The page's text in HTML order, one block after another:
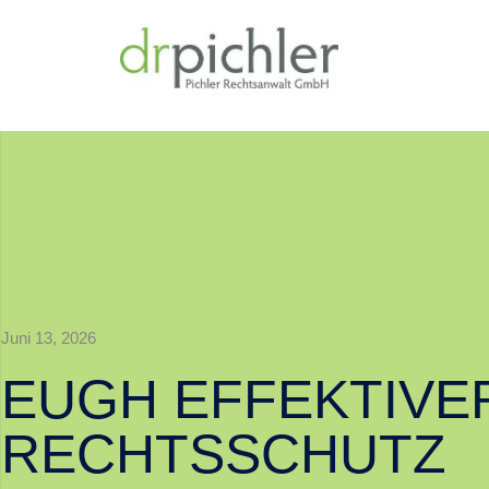
Juni 13, 2026
EUGH
RECHTSSCHUTZ